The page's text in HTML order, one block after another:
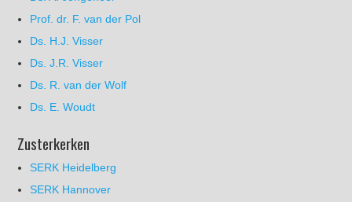
Prof. dr. F. van der Pol
Ds. H.J. Visser
Ds. J.R. Visser
Ds. R. van der Wolf
Ds. E. Woudt
Zusterkerken
SERK Heidelberg
SERK Hannover